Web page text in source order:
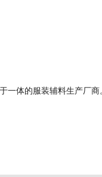
一体的服装辅料生产厂商。